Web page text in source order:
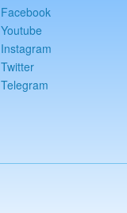
Facebook
Youtube
Instagram
Twitter
Telegram